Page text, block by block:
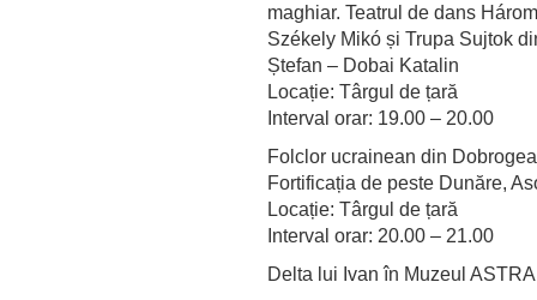
maghiar. Teatrul de dans
Székely Mikó și Trupa Sujtok
Ștefan – Dobai Katalin
Locație: Târgul de țară
Interval orar: 19.00 – 20.00
Folclor ucrainean din
Fortificația de peste Dunăre,
Locație: Târgul de țară
Interval orar: 20.00 – 21.00
Delta lui Ivan în Muzeul ASTRA